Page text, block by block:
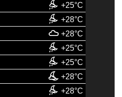
+25°C
+28°C
+28°C
+25°C
+25°C
+28°C
+28°C